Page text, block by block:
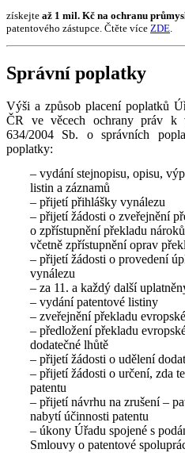
získejte až 1 mil. Kč na ochranu
patentového zástupce. Čtěte více ZDE
Správní poplatky
Výši a způsob placení poplatků
ČR ve věcech ochrany práv k
634/2004 Sb. o správních
poplatky:
– vydání stejnopisu, opisu,
listin a záznamů
– přijetí přihlášky vynálezu
– přijetí žádosti o zveřejnění
o zpřístupnění překladu
včetně zpřístupnění oprav
– přijetí žádosti o provedení
vynálezu
– za 11. a každý další
– vydání patentové listiny
– zveřejnění překladu
– předložení překladu
dodatečné lhůtě
– přijetí žádosti o udělení
– přijetí žádosti o určení, zda
patentu
– přijetí návrhu na zrušení –
nabytí účinnosti patentu
– úkony Úřadu spojené s
Smlouvy o patentové